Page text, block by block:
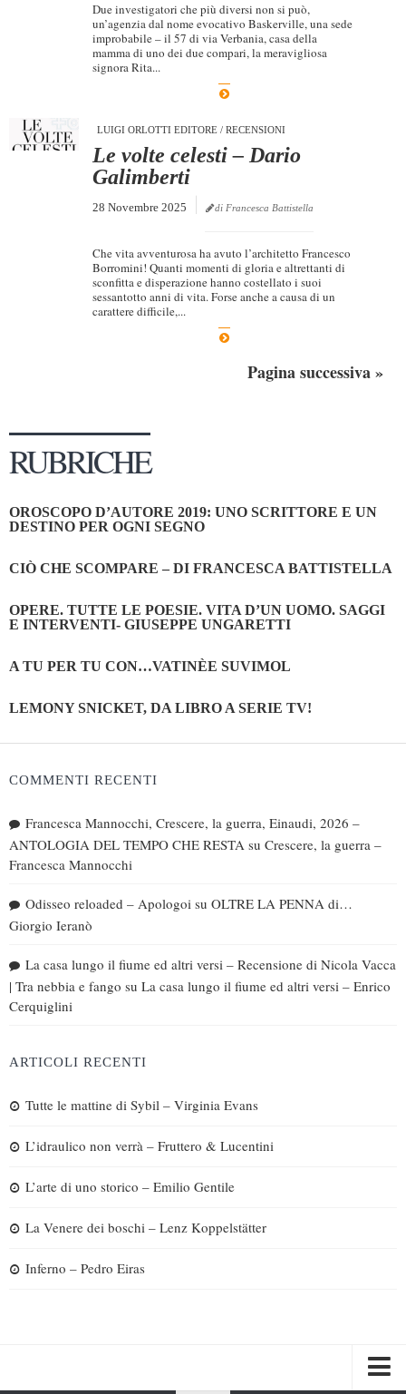
Due investigatori che più diversi non si può,
un’agenzia dal nome evocativo Baskerville, una sede
improbabile – il 57 di via Verbania, casa della
mamma di uno dei due compari, la meravigliosa
signora Rita...
LUIGI ORLOTTI EDITORE/ RECENSIONI
Le volte celesti – Dario
Galimberti
28 Novembre 2025 di Francesca Battistella
Che vita avventurosa ha avuto l’architetto Francesco
Borromini! Quanti momenti di gloria e altrettanti di
sconfitta e disperazione hanno costellato i suoi
sessantotto anni di vita. Forse anche a causa di un
carattere difficile,...
Pagina successiva »
RUBRICHE
OROSCOPO D’AUTORE 2019: UNO SCRITTORE E UN
DESTINO PER OGNI SEGNO
CIÒ CHE SCOMPARE – DI FRANCESCA BATTISTELLA
OPERE. TUTTE LE POESIE. VITA D’UN UOMO. SAGGI
E INTERVENTI- GIUSEPPE UNGARETTI
A TU PER TU CON…VATINÈE SUVIMOL
LEMONY SNICKET, DA LIBRO A SERIE TV!
COMMENTI RECENTI
Francesca Mannocchi, Crescere, la guerra, Einaudi, 2026 –
ANTOLOGIA DEL TEMPO CHE RESTA su Crescere, la guerra –
Francesca Mannocchi
Odisseo reloaded – Apologoi su OLTRE LA PENNA di…
Giorgio Ieranò
La casa lungo il fiume ed altri versi – Recensione di Nicola Vacca
| Tra nebbia e fango su La casa lungo il fiume ed altri versi – Enrico
Cerquiglini
ARTICOLI RECENTI
Tutte le mattine di Sybil – Virginia Evans
L’idraulico non verrà – Fruttero & Lucentini
L’arte di uno storico – Emilio Gentile
La Venere dei boschi – Lenz Koppelstätter
Inferno – Pedro Eiras